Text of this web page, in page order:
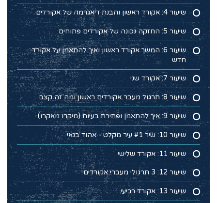
שיעור 4: אקורד ראשון והבנת דיאגרמה של אקורדים
שיעור 5: החזקה נכונה של אקורדים פתוחים
שיעור 6: המשך אקורד ראשון ואיך להתאמן על אקורד
חדש
שיעור 7: אקורד שני
שיעור 8: תרגול מעבר אקורדים ראשון ומה זה קצב
שיעור 9: איך להתאמן ופתירת בעיות (מיקרו מאקרו)
שיעור 10: שיר #1 עיר מקלט - אהוד בנאי
שיעור 11: אקורד שלישי
שיעור 12: 3 תרגולי מעברי אקורדים
שיעור 13: אקורד רביעי